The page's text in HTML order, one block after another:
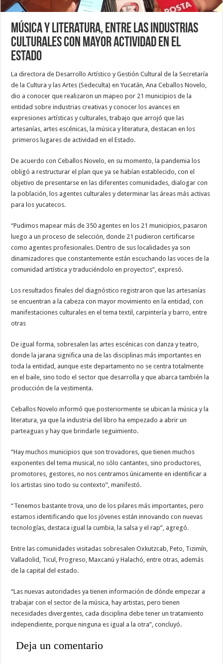
Música y literatura, entre las industrias
culturales con mayor actividad en el
estado
La directora de Desarrollo Artístico y Gestión Cultural de la Secretaría
de la Cultura y las Artes (Sedeculta) en Yucatán, Ana Ceballos Novelo,
dio a conocer que realizaron un mapeo por 21 municipios de la
entidad sobre industrias creativas y conocer los avances en
expresiones artísticas y culturales, trabajo que arrojó que las
artesanías, artes escénicas, la música y literatura, destacan en los
primeros lugares de actividad en el Estado.
De acuerdo con Ceballos Novelo, en su momento, la pandemia los
obligó a restructurar el plan que ya se habían establecido, con el
objetivo de presentarse en las diferentes comunidades, dialogar con
la población, los agentes culturales y determinar las áreas más activas
para los yucatecos.
“Pudimos mapear más de 350 agentes en los 21 municipios, pasaron
luego a un proceso de selección, donde 21 pudieron certificarse
como agentes profesionales. Dentro de sus localidades ya son
dinamizadores que constantemente están escuchando las voces de la
comunidad artística y traduciéndolo en proyectos”, expresó.
Los resultados finales del diagnóstico registraron que las artesanías
se encuentran a la cabeza con mayor movimiento en la entidad, con
manifestaciones culturales en el tema textil, carpintería y barro, entre
otras
De igual forma, sobresalen las artes escénicas con danza y teatro,
donde la jarana significa una de las disciplinas más importantes en
toda la entidad, aunque este departamento no se centra totalmente
en el baile, sino todo el sector que desarrolla y que abarca también la
producción de la vestimenta.
Ceballos Novelo informó que posteriormente se ubican la música y la
literatura, ya que la industria del libro ha empezado a abrir un
parteaguas y hay que brindarle seguimiento.
“Hay muchos municipios que son trovadores, que tienen muchos
exponentes del tema musical, no sólo cantantes, sino productores,
promotores, gestores, no nos centramos únicamente en identificar a
los artistas sino todo su contexto”, manifestó.
“Tenemos bastante trova, uno de los pilares más importantes, pero
estamos identificando que los jóvenes están innovando con nuevas
tecnologías, destaca igual la cumbia, la salsa y el rap”, agregó.
Entre las comunidades visitadas sobresalen Oxkutzcab, Peto, Tizimín,
Valladolid, Ticul, Progreso, Maxcanú y Halachó, entre otras, además
de la capital del estado.
“Las nuevas autoridades ya tienen información de dónde empezar a
trabajar con el sector de la música, hay artistas, pero tienen
necesidades divergentes, cada disciplina debe tener un tratamiento
independiente, porque ninguna es igual a la otra”, concluyó.
Deja un comentario